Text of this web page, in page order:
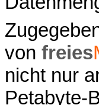
von freies
nicht nur
Petabyte-